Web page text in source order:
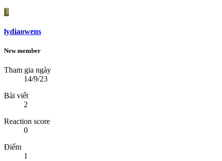
L
lydiaowens
New member
Tham gia ngày
14/9/23
Bài viết
2
Reaction score
0
Điểm
1